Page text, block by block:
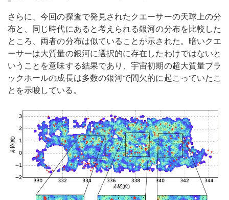
さらに、今回の探査で発見されたクエーサーの天球上の分
布と、同じ時代にあると考えられる銀河の分布を比較した
ところ、両者の分布は似ていることが示された。暗いクエ
ーサーは大質量の銀河に選択的に存在したわけではないと
いうことを意味する結果であり、宇宙初期の超大質量ブラ
ックホールの成長は多数の銀河で間欠的に起こっていたこ
とを示唆している。